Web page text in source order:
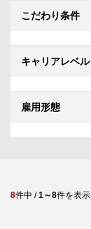
こだわり条件
キャリアレベル
雇用形態
8件中 /1～8件を表示